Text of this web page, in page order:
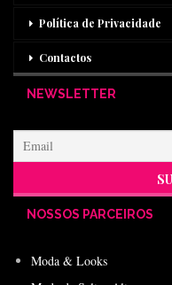
Política de Privacidade
Contactos
NEWSLETTER
NOSSOS PARCEIROS
Moda & Looks